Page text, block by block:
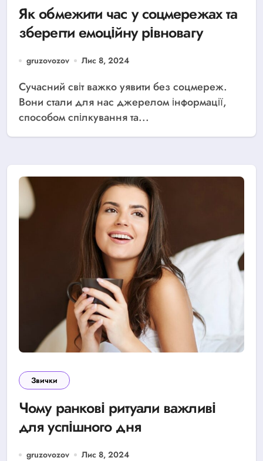
Як обмежити час у соцмережах та
зберегти емоційну рівновагу
gruzovozov Лис 8, 2024
Сучасний світ важко уявити без соцмереж.
Вони стали для нас джерелом інформації,
способом спілкування та...
Звички
Чому ранкові ритуали важливі
для успішного дня
gruzovozov Лис 8, 2024